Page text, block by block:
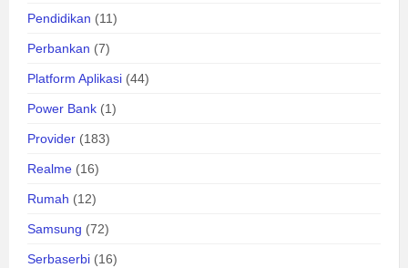
Pendidikan (11)
Perbankan (7)
Platform Aplikasi (44)
Power Bank (1)
Provider (183)
Realme (16)
Rumah (12)
Samsung (72)
Serbaserbi (16)